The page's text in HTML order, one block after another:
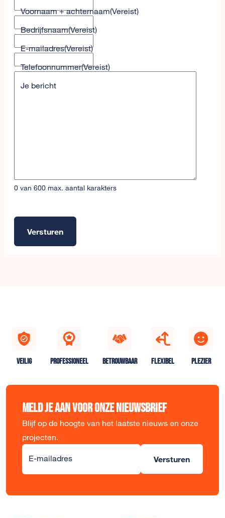
Voornaam + achternaam(Vereist)
Bedrijfsnaam(Vereist)
E-mailadres(Vereist)
Telefoonnummer(Vereist)
Je bericht
0 van 600 max. aantal karakters
Versturen
VEILIG PROFESSIONEEL BETROUWBAAR FLEXIBEL PLEZIER
Meld je aan voor onze nieuwsbrief
Blijf op de hoogte van het laatste nieuws en onze
projecten.
E-mailadres Versturen